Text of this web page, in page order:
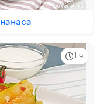
1 ч